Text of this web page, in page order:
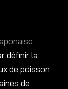
définir la
de poisson
de